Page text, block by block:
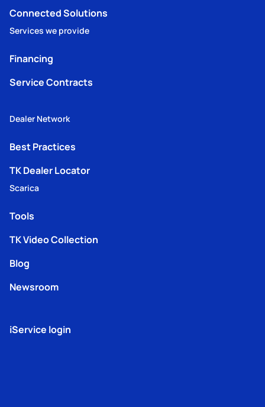
Connected Solutions
Services we provide
Financing
Service Contracts
Dealer Network
Best Practices
TK Dealer Locator
Scarica
Tools
TK Video Collection
Blog
Newsroom
iService login